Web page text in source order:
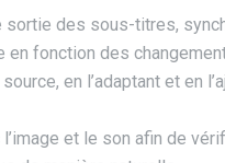
sortie des sous-titres,
en fonction des
en l’adaptant et en
et le son afin de